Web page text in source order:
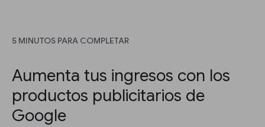
5 MINUTOS PARA COMPLETAR
Aumenta tus ingresos con los
productos publicitarios de
Google